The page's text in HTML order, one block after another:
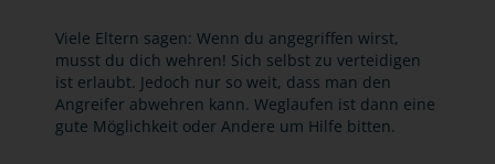
Viele Eltern sagen: Wenn du angegriffen wirst,
musst du dich wehren! Sich selbst zu verteidigen
ist erlaubt. Jedoch nur so weit, dass man den
Angreifer abwehren kann. Weglaufen ist dann eine
gute Möglichkeit oder Andere um Hilfe bitten.